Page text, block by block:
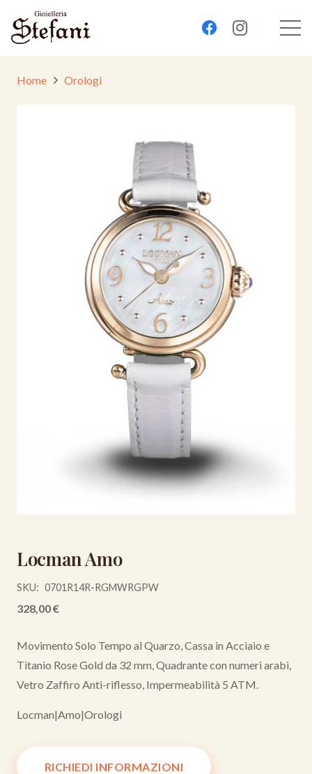
Home Orologi
Locman Amo
SKU: 0701R14R-RGMWRGPW
328,00€
Movimento Solo Tempo al Quarzo, Cassa in Acciaio e
Titanio Rose Gold da 32 mm, Quadrante con numeri arabi,
Vetro Zaffiro Anti-riflesso, Impermeabilità 5 ATM.
Locman|Amo|Orologi
RICHIEDI INFORMAZIONI